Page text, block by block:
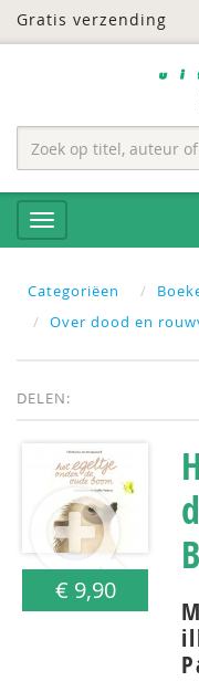
Gratis verzending
Categoriëen
Over dood en
DELEN:
€ 9,90